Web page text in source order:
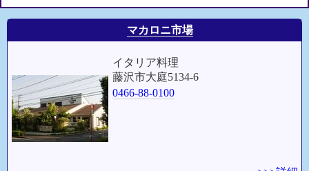
マカロニ市場
イタリア料理
藤沢市大庭5134-6
0466-88-0100